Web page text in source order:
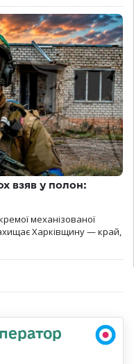
взяв у полон:
механізованої
Харківщину — край,